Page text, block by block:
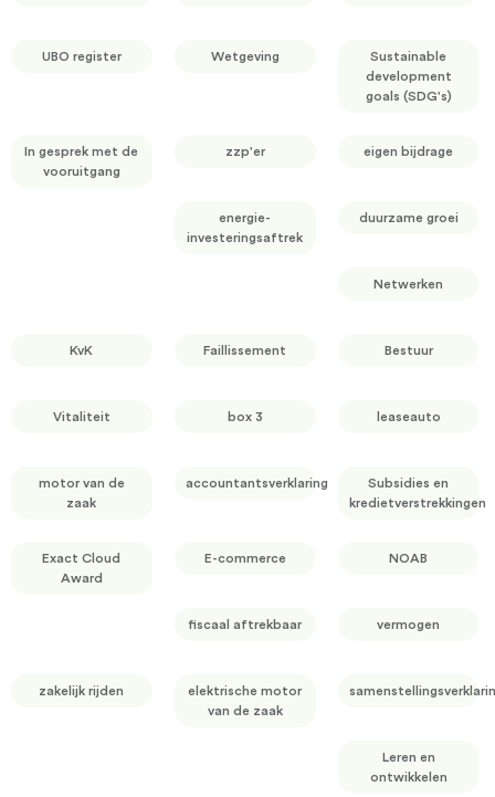
UBO register Wetgeving
Sustainable
development
goals (SDG's)
In gesprek met de
vooruitgang
zzp'er eigen bijdrage
energie-
investeringsaftrek
duurzame groei
Netwerken
KvK Faillissement Bestuur
Vitaliteit box 3 leaseauto
motor van de
zaak
accountantsverklaring
Subsidies en
kredietverstrekkingen
Exact Cloud
Award
E-commerce NOAB
fiscaal aftrekbaar vermogen
zakelijk rijden
elektrische motor
van de zaak
Leren en
ontwikkelen